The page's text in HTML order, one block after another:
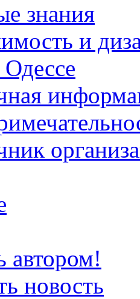
знания
и
автором!
новость